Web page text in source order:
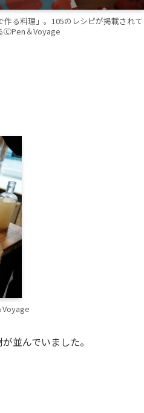
る料理」。105のレシピが掲載されて
ⒸPen＆Voyage
並んでいました。